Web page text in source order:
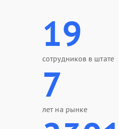
19
сотрудников в штате
7
лет на рынке